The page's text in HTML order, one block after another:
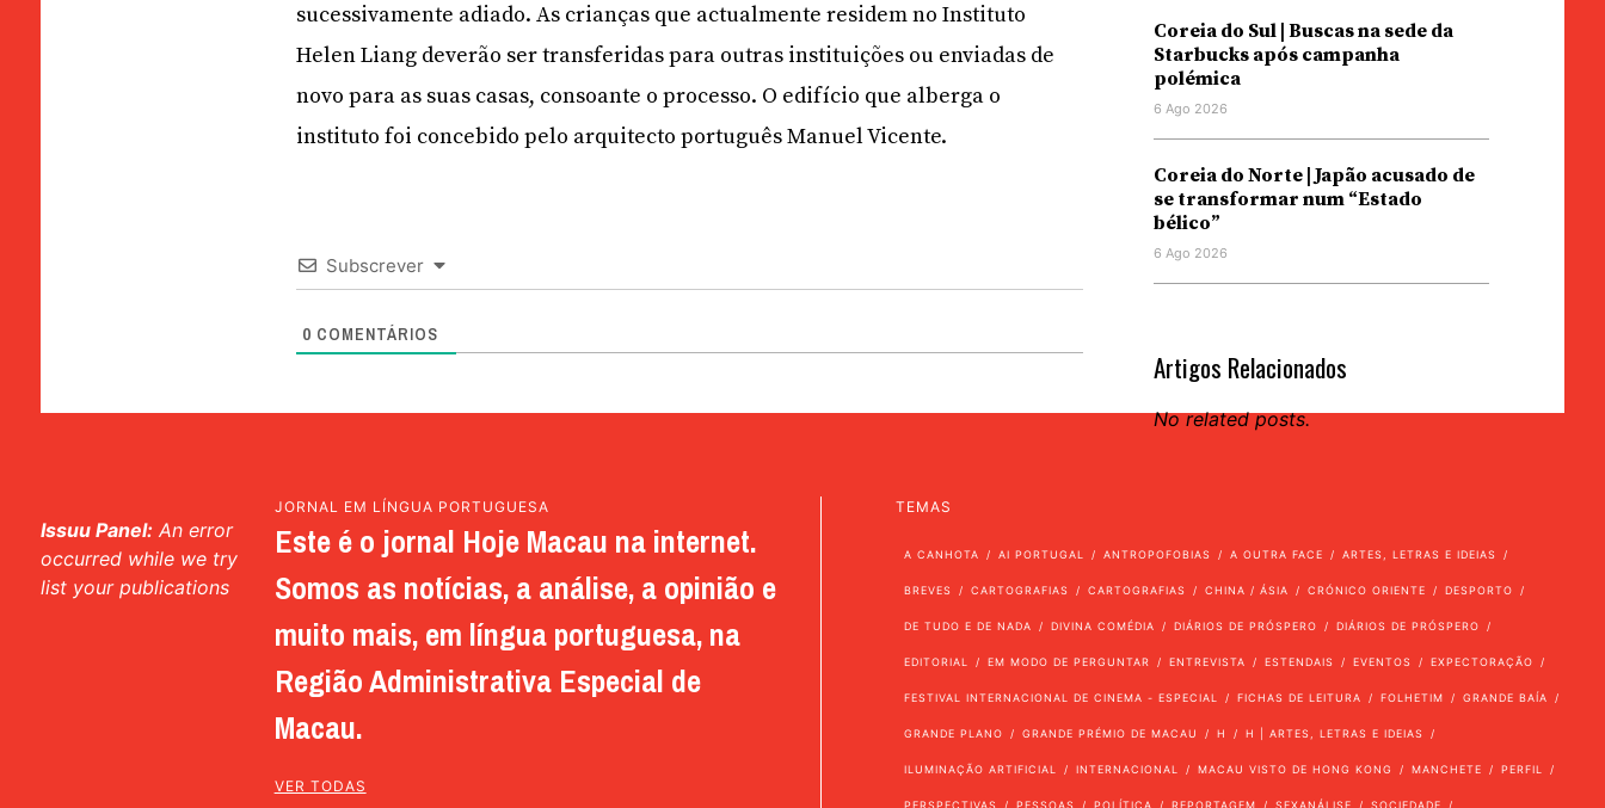
sucessivamente adiado. As crianças que actualmente residem no Instituto
Helen Liang deverão ser transferidas para outras instituições ou enviadas de
novo para as suas casas, consoante o processo. O edifício que alberga o
instituto foi concebido pelo arquitecto português Manuel Vicente.
Subscrever
0 COMENTÁRIOS
Coreia do Sul | Buscas na sede da
Starbucks após campanha
polémica
6 Ago 2026
Coreia do Norte | Japão acusado de
se transformar num “Estado
bélico”
6 Ago 2026
Artigos Relacionados
No related posts.
Issuu Panel: An error
occurred while we try
list your publications
JORNAL EM LÍNGUA PORTUGUESA
Este é o jornal Hoje Macau na internet.
Somos as notícias, a análise, a opinião e
muito mais, em língua portuguesa, na
Região Administrativa Especial de
Macau.
VER TODAS
TEMAS
A CANHOTA AI PORTUGAL ANTROPOFOBIAS A OUTRA FACE ARTES, LETRAS E IDEIAS
BREVES CARTOGRAFIAS CARTOGRAFIAS CHINA / ÁSIA CRÓNICO ORIENTE DESPORTO
DE TUDO E DE NADA DIVINA COMÉDIA DIÁRIOS DE PRÓSPERO DIÁRIOS DE PRÓSPERO
EDITORIAL EM MODO DE PERGUNTAR ENTREVISTA ESTENDAIS EVENTOS EXPECTORAÇÃO
FESTIVAL INTERNACIONAL DE CINEMA - ESPECIAL FICHAS DE LEITURA FOLHETIM GRANDE BAÍA
GRANDE PLANO GRANDE PRÉMIO DE MACAU H H | ARTES, LETRAS E IDEIAS
ILUMINAÇÃO ARTIFICIAL INTERNACIONAL MACAU VISTO DE HONG KONG MANCHETE PERFIL
PERSPECTIVAS PESSOAS POLÍTICA REPORTAGEM SEXANÁLISE SOCIEDADE